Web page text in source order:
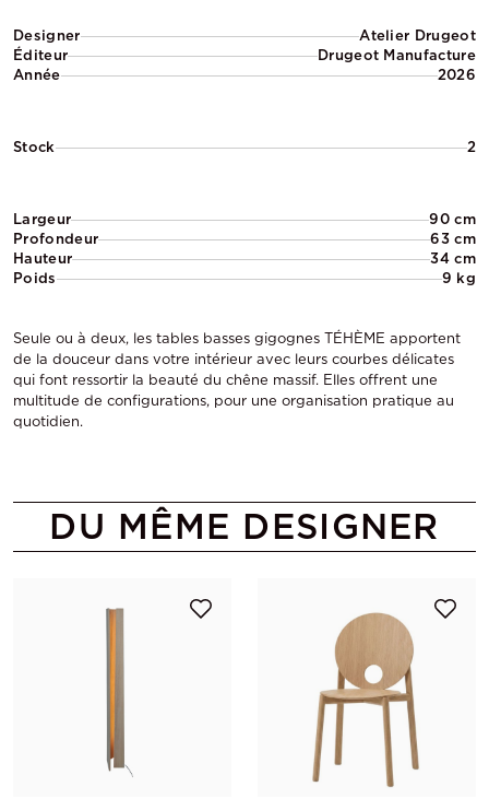
Designer
Atelier Drugeot
Éditeur
Drugeot Manufacture
Année
2026
Stock 2
Largeur
90 cm
Profondeur
63 cm
Hauteur
34 cm
Poids
9 kg
Seule ou à deux, les tables basses gigognes TÉHÈME apportent
de la douceur dans votre intérieur avec leurs courbes délicates
qui font ressortir la beauté du chêne massif. Elles offrent une
multitude de configurations, pour une organisation pratique au
quotidien.
DU MÊME DESIGNER